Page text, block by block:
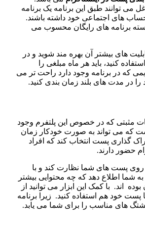
طبق این برنامه یک برنامه‌
اجتماعی خود داشته باشند.
های رایگان محسوب می‌
های بیشتر آن بهره‌ مند شوید و در
کنید، باید هر ماه مبلغی را
در برنامه وجود دارد راحت‌ تر می‌
مدت‌ های بلند زمان‌ بندی کنید.
که در خصوص این پلتفرم وجود
تواند به‌ صورت خودکار زمان‌
پست انتخاب کند که افراد
دارند.
های شما نظارت کند و با
اطلاع دهد که چه محتوایی بیشتر
با کمک این ابزار می‌ توانید از
هم استفاده کنید. زیرا برنامه
مناسب را برای شما می‌ یابد.